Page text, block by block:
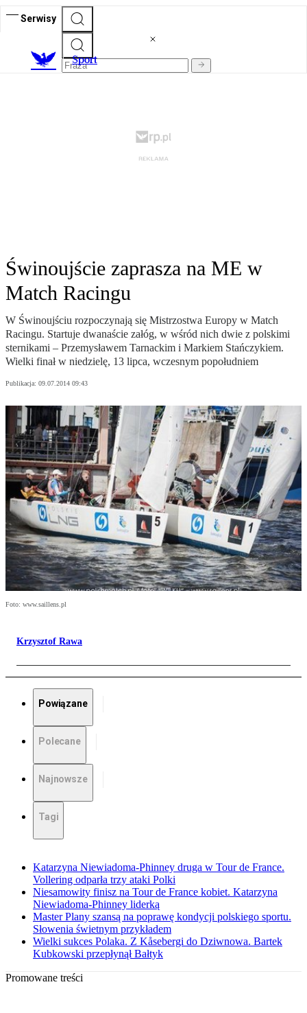
Serwisy
Sport
Świnoujście zaprasza na ME w
Match Racingu
W Świnoujściu rozpoczynają się Mistrzostwa Europy w Match
Racingu. Startuje dwanaście załóg, w wśród nich dwie z polskimi
sternikami – Przemysławem Tarnackim i Markiem Stańczykiem.
Wielki finał w niedzielę, 13 lipca, wczesnym popołudniem
Publikacja: 09.07.2014 09:43
Foto: www.saillens.pl
Krzysztof Rawa
Powiązane
Polecane
Najnowsze
Tagi
Katarzyna Niewiadoma-Phinney druga w Tour de France.
Vollering odparła trzy ataki Polki
Niesamowity finisz na Tour de France kobiet. Katarzyna
Niewiadoma-Phinney liderką
Master Plany szansą na poprawę kondycji polskiego sportu.
Słowenia świetnym przykładem
Wielki sukces Polaka. Z Kåsebergi do Dziwnowa. Bartek
Kubkowski przepłynął Bałtyk
Promowane treści